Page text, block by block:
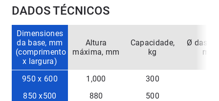
DADOS TÉCNICOS
Dimensiones
da base, mm
(comprimento
x largura)
Altura
máxima, mm
Capacidade,
kg
Ø das
mm
950 x 600 1,000 300
850 x500
880 500